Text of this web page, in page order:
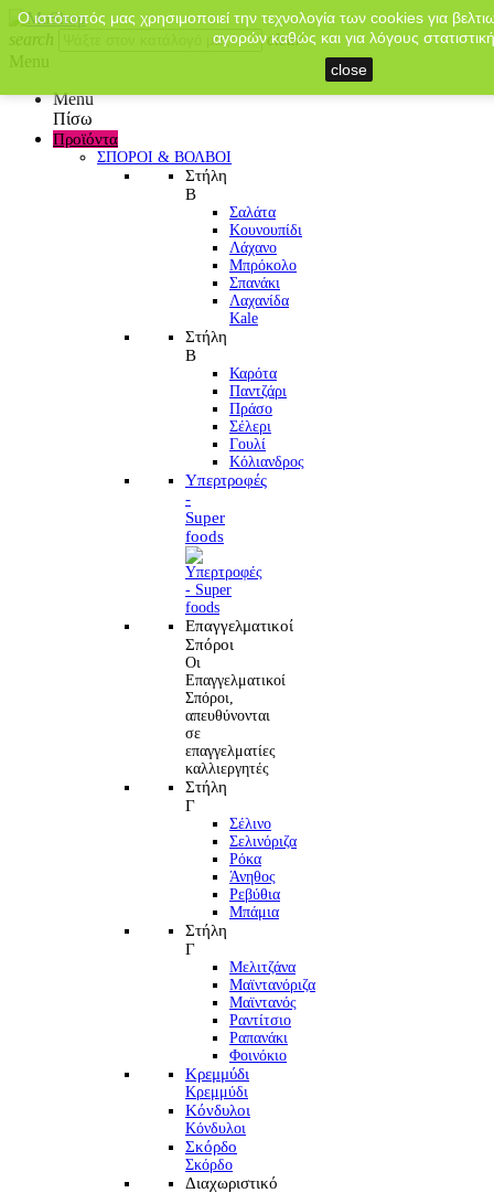
search
clear
Menu
Menu
Πίσω
Προϊόντα
ΣΠΟΡΟΙ & ΒΟΛΒΟΙ
Στήλη
Β
Σαλάτα
Κουνουπίδι
Λάχανο
Μπρόκολο
Σπανάκι
Λαχανίδα
Kale
Στήλη
Β
Καρότα
Παντζάρι
Πράσο
Σέλερι
Γουλί
Κόλιανδρος
Υπερτροφές
-
Super
foods
Επαγγελματικοί
Σπόροι
Οι
Επαγγελματικοί
Σπόροι,
απευθύνονται
σε
επαγγελματίες
καλλιεργητές
Στήλη
Γ
Σέλινο
Σελινόριζα
Ρόκα
Άνηθος
Ρεβύθια
Μπάμια
Στήλη
Γ
Μελιτζάνα
Μαϊντανόριζα
Μαϊντανός
Ραντίτσιο
Ραπανάκι
Φοινόκιο
Κρεμμύδι
Κρεμμύδι
Κόνδυλοι
Κόνδυλοι
Σκόρδο
Σκόρδο
Διαχωριστικό
Ο ιστότοπός μας χρησιμοποιεί την τεχνολογία των cookies για
αγορών καθώς και για λόγους
close